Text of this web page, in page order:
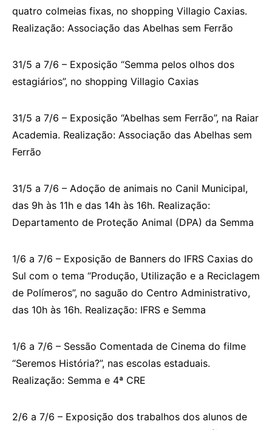
quatro colmeias fixas, no shopping Villagio Caxias.
Realização: Associação das Abelhas sem Ferrão
31/5 a 7/6 – Exposição “Semma pelos olhos dos
estagiários”, no shopping Villagio Caxias
31/5 a 7/6 – Exposição “Abelhas sem Ferrão”, na Raiar
Academia. Realização: Associação das Abelhas sem
Ferrão
31/5 a 7/6 – Adoção de animais no Canil Municipal,
das 9h às 11h e das 14h às 16h. Realização:
Departamento de Proteção Animal (DPA) da Semma
1/6 a 7/6 – Exposição de Banners do IFRS Caxias do
Sul com o tema “Produção, Utilização e a Reciclagem
de Polímeros”, no saguão do Centro Administrativo,
das 10h às 16h. Realização: IFRS e Semma
1/6 a 7/6 – Sessão Comentada de Cinema do filme
“Seremos História?”, nas escolas estaduais.
Realização: Semma e 4ª CRE
2/6 a 7/6 – Exposição dos trabalhos dos alunos de